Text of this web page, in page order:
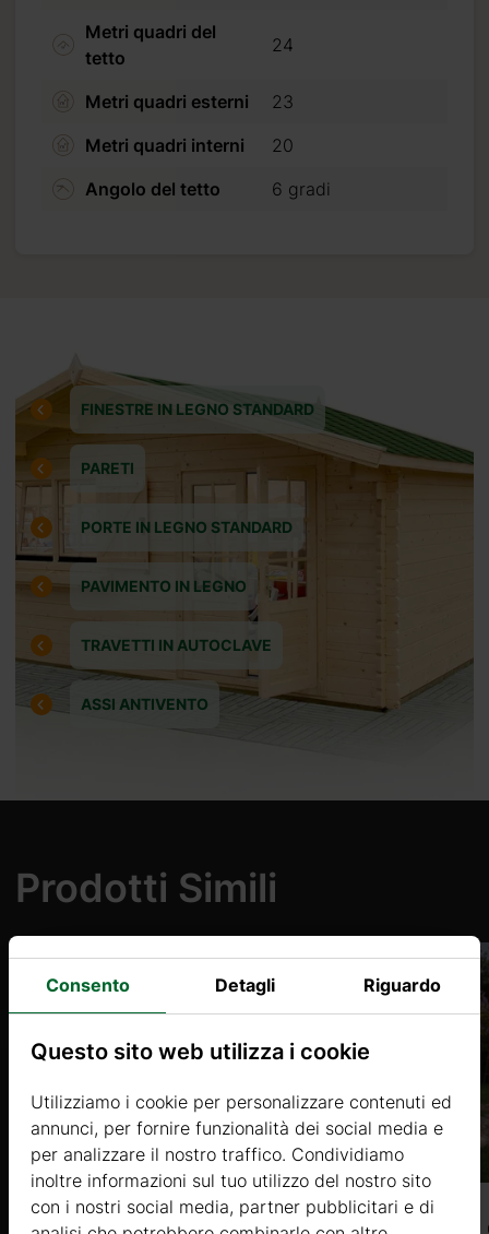
Metri quadri del
tetto
24
Metri quadri esterni
23
Metri quadri interni
20
Angolo del tetto
6 gradi
FINESTRE IN LEGNO STANDARD
PARETI
PORTE IN LEGNO STANDARD
PAVIMENTO IN LEGNO
TRAVETTI IN AUTOCLAVE
ASSI ANTIVENTO
Prodotti Simili
Consento Detagli Riguardo
Questo sito web utilizza i cookie
Utilizziamo i cookie per personalizzare contenuti ed
annunci, per fornire funzionalità dei social media e
per analizzare il nostro traffico. Condividiamo
inoltre informazioni sul tuo utilizzo del nostro sito
con i nostri social media, partner pubblicitari e di